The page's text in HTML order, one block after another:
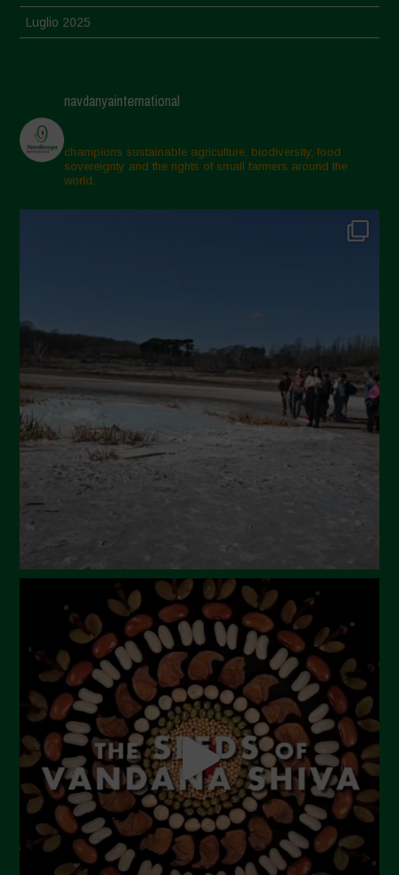
Luglio 2025
Aprile 2025
Marzo 2025
Febbraio 2025
Gennaio 2025
Settembre 2024
Luglio 2024
Maggio 2024
Aprile 2024
Marzo 2024
Febbraio 2024
Ottobre 2023
Settembre 2023
Agosto 2023
Luglio 2023
Giugno 2023
Maggio 2023
Aprile 2023
Marzo 2023
Febbraio 2023
navdanyainternational
champions sustainable agriculture, biodiversity, food
sovereignty and the rights of small farmers around the
world.